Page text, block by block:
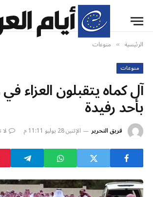
الرئيسية » منوعات
منوعات
آل كماه يتقبلون العزاء
بأحد رفيدة
فريق التحرير الإثنين 28 يوليو 11:11 م